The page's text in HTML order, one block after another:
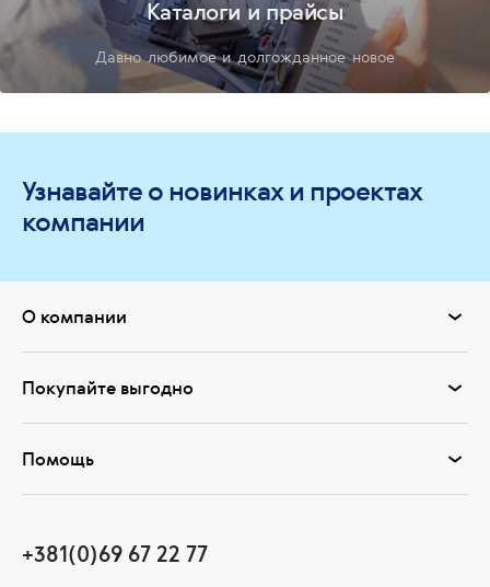
Каталоги и прайсы
Давно любимое и долгожданное новое
Узнавайте о новинках и проектах
компании
О компании
Покупайте выгодно
Помощь
+381(0)69 67 22 77